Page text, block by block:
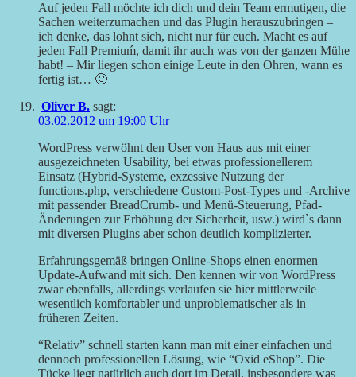
Auf jeden Fall möchte ich dich und dein Team ermutigen, die
Sachen weiterzumachen und das Plugin herauszubringen –
ich denke, das lohnt sich, nicht nur für euch. Macht es auf
jeden Fall Premiuḿ, damit ihr auch was von der ganzen Mühe
habt! – Mir liegen schon einige Leute in den Ohren, wann es
fertig ist… 🙂
Oliver B. sagt:
03.02.2012 um 19:00 Uhr
WordPress verwöhnt den User von Haus aus mit einer
ausgezeichneten Usability, bei etwas professionellerem
Einsatz (Hybrid-Systeme, exzessive Nutzung der
functions.php, verschiedene Custom-Post-Types und -Archive
mit passender BreadCrumb- und Menü-Steuerung, Pfad-
Änderungen zur Erhöhung der Sicherheit, usw.) wird`s dann
mit diversen Plugins aber schon deutlich komplizierter.
Erfahrungsgemäß bringen Online-Shops einen enormen
Update-Aufwand mit sich. Den kennen wir von WordPress
zwar ebenfalls, allerdings verlaufen sie hier mittlerweile
wesentlich komfortabler und unproblematischer als in
früheren Zeiten.
“Relativ” schnell starten kann man mit einer einfachen und
dennoch professionellen Lösung, wie “Oxid eShop”. Die
Tücke liegt natürlich auch dort im Detail, insbesondere was